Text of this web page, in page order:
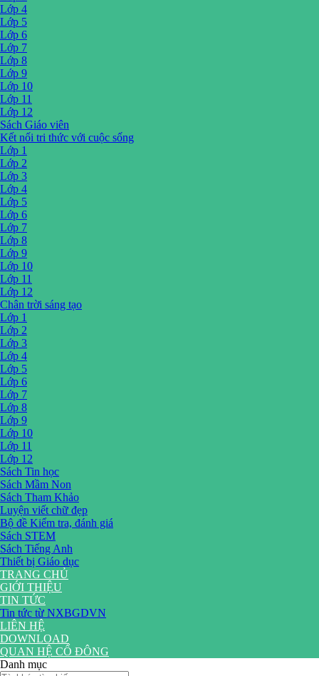
Lớp 4
Lớp 5
Lớp 6
Lớp 7
Lớp 8
Lớp 9
Lớp 10
Lớp 11
Lớp 12
Sách Giáo viên
Kết nối tri thức với cuộc sống
Lớp 1
Lớp 2
Lớp 3
Lớp 4
Lớp 5
Lớp 6
Lớp 7
Lớp 8
Lớp 9
Lớp 10
Lớp 11
Lớp 12
Chân trời sáng tạo
Lớp 1
Lớp 2
Lớp 3
Lớp 4
Lớp 5
Lớp 6
Lớp 7
Lớp 8
Lớp 9
Lớp 10
Lớp 11
Lớp 12
Sách Tin học
Sách Mầm Non
Sách Tham Khảo
Luyện viết chữ đẹp
Bộ đề Kiểm tra, đánh giá
Sách STEM
Sách Tiếng Anh
Thiết bị Giáo dục
TRANG CHỦ
GIỚI THIỆU
TIN TỨC
Tin tức từ NXBGDVN
LIÊN HỆ
DOWNLOAD
QUAN HỆ CỔ ĐÔNG
Danh mục